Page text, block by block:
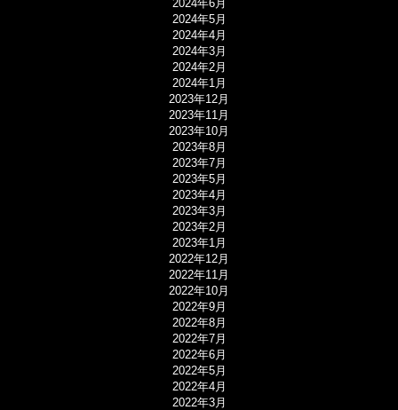
2024年6月
2024年5月
2024年4月
2024年3月
2024年2月
2024年1月
2023年12月
2023年11月
2023年10月
2023年8月
2023年7月
2023年5月
2023年4月
2023年3月
2023年2月
2023年1月
2022年12月
2022年11月
2022年10月
2022年9月
2022年8月
2022年7月
2022年6月
2022年5月
2022年4月
2022年3月